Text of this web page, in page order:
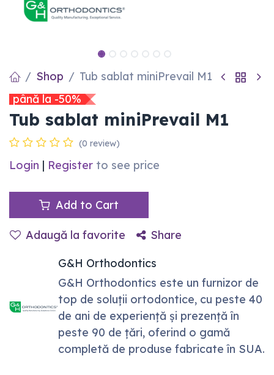
Shop
Tub sablat miniPrevail M1
până la -50%
Tub sablat miniPrevail M1
(0 review)
Login | Register to see price
Add to Cart
Adaugă la favorite
Share
G&H Orthodontics
G&H Orthodontics este un furnizor de
top de soluții ortodontice, cu peste 40
de ani de experiență și prezență în
peste 90 de țări, oferind o gamă
completă de produse fabricate în SUA.